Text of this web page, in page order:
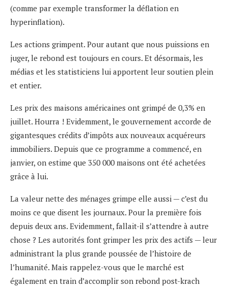
(comme par exemple transformer la déflation en
hyperinflation).
Les actions grimpent. Pour autant que nous puissions en
juger, le rebond est toujours en cours. Et désormais, les
médias et les statisticiens lui apportent leur soutien plein
et entier.
Les prix des maisons américaines ont grimpé de 0,3% en
juillet. Hourra ! Evidemment, le gouvernement accorde de
gigantesques crédits d’impôts aux nouveaux acquéreurs
immobiliers. Depuis que ce programme a commencé, en
janvier, on estime que 350 000 maisons ont été achetées
grâce à lui.
La valeur nette des ménages grimpe elle aussi — c’est du
moins ce que disent les journaux. Pour la première fois
depuis deux ans. Evidemment, fallait-il s’attendre à autre
chose ? Les autorités font grimper les prix des actifs — leur
administrant la plus grande poussée de l’histoire de
l’humanité. Mais rappelez-vous que le marché est
également en train d’accomplir son rebond post-krach